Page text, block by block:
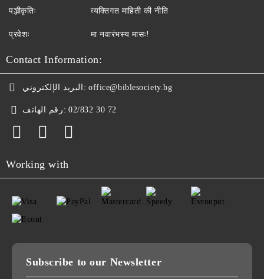
पञ्जीकृतिः
प्रवेशः
व्यक्तिगत माहिती की नीति
मा नवारंभस्य मासः!
Contact Information:
البريد الإلكتروني: office@biblesociety.bg
رقم الهاتف: 02/832 30 72
Working with
Subscribe to our Newsletter